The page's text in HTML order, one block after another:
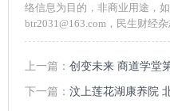
络信息为目的，非商业用途，
btr2031@163.com，民生财经杂
上一篇： 创变未来 商道学堂
下一篇： 汶上莲花湖康养院 北城康